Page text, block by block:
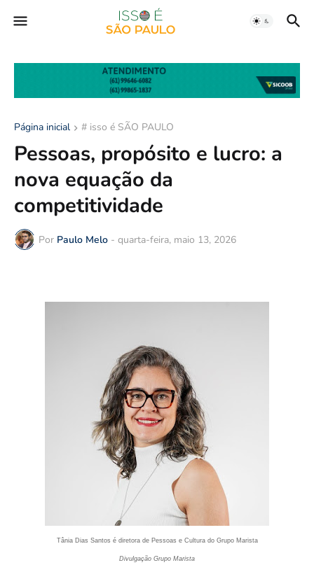
Página inicial # isso é SÃO PAULO
Pessoas, propósito e lucro: a
nova equação da
competitividade
Por Paulo Melo - quarta-feira, maio 13, 2026
Tânia Dias Santos é diretora de Pessoas e Cultura do Grupo Marista
Divulgação Grupo Marista